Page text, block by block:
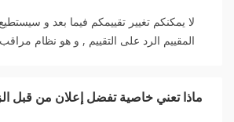
لا يمكنكم تغيير تقييمكم فيما بعد و
المقييم الرد على التقييم , و هو نظام
ماذا تعني خاصية تفضل إعلان من قبل